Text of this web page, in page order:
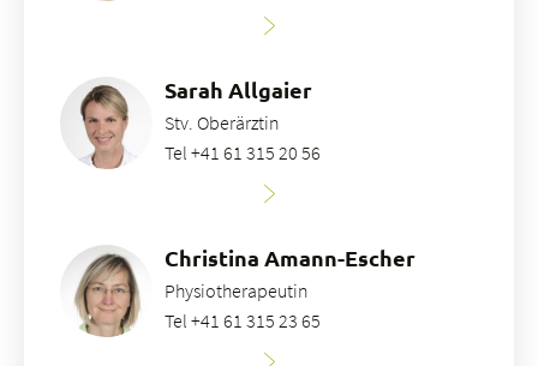
Sarah Allgaier
Stv. Oberärztin
Tel +41 61 315 20 56
Christina Amann-Escher
Physiotherapeutin
Tel +41 61 315 23 65